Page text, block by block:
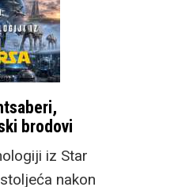
brodovi
iz Star
nakon